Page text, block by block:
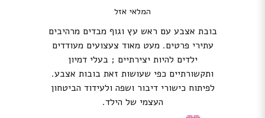
המלאי אזל
בובת אצבע עם ראש עץ וגוף מבדים מרהיבים
עתירי פרטים. מעט מאוד צעצועים מעודדים
ילדים להיות יצירתיים ; בעלי דמיון
ותקשורתיים כפי שעושות זאת בובות אצבע.
לפיתוח כישורי דיבור ושפה ולעידוד הביטחון
העצמי של הילד.